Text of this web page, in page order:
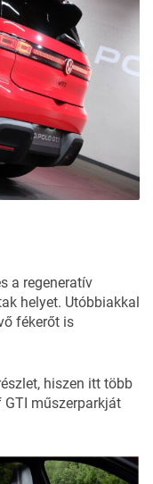
a regeneratív
helyet. Utóbbiakkal
fékerőt is
hiszen itt több
GTI műszerparkját